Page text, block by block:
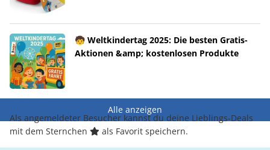
🧒 Weltkindertag 2025: Die besten Gratis-
Aktionen &amp; kostenlosen Produkte
Alle anzeigen
Als angemeldeter Besucher kannst du deine Lieblings-Deals
mit dem Sternchen
als Favorit speichern.